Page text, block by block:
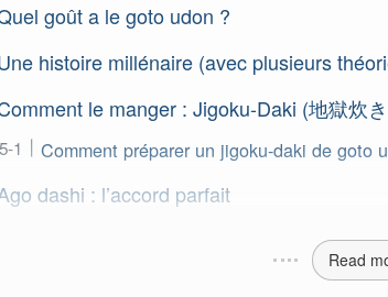
goût a le goto udon ?
histoire millénaire (avec plusieurs
le manger : Jigoku-Daki (地獄炊
Comment préparer un jigoku-daki de goto
dashi : l’accord parfait
Read